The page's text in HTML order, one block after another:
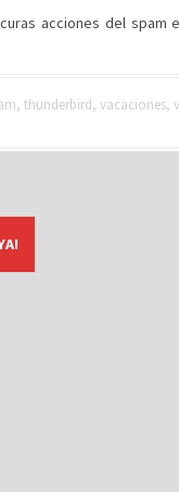
acciones del
, thunderbird, vacaciones,